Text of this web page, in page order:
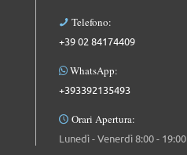
Telefono:
+39 02 84174409
WhatsApp:
+393392135493
Orari Apertura:
Lunedì - Venerdì 8:00 - 19:00